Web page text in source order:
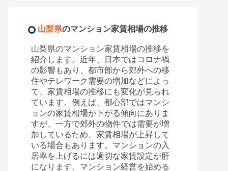
山梨県のマンション家賃相場の推移
山梨県のマンション家賃相場の推移を
紹介します。近年、日本ではコロナ禍
の影響もあり、都市部から郊外への移
住やテレワーク需要の増加などによっ
て、家賃相場の推移にも変化が見られ
ています。例えば、都心部ではマンシ
ョンの家賃相場が下がる傾向にありま
すが、一方で郊外の物件では需要が増
加しているため、家賃相場が上昇して
いる場合もあります。マンションの入
居率を上げるには適切な家賃設定が肝
になります。マンション経営を始める